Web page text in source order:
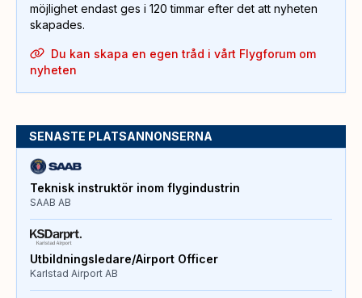
möjlighet endast ges i 120 timmar efter det att nyheten
skapades.
Du kan skapa en egen tråd i vårt Flygforum om
nyheten
SENASTE PLATSANNONSERNA
Teknisk instruktör inom flygindustrin
SAAB AB
Utbildningsledare/Airport Officer
Karlstad Airport AB